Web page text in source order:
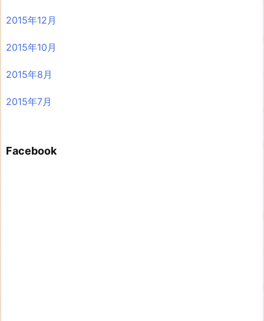
2015年12月
2015年10月
2015年8月
2015年7月
Facebook